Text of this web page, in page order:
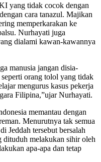
yang tidak cocok dengan
cara tanazul. Majikan
memperkarakan ke
Nurhayati juga
dialami kawan-kawannya
manusia jangan disia-
orang tolol yang tidak
mengurus kasus pekerja
Filipina,”ujar Nurhayati.
memantau dengan
Menurutnya tak semua
Jeddah tersebut bersalah
melakukan sihir oleh
apa-apa dan tetap